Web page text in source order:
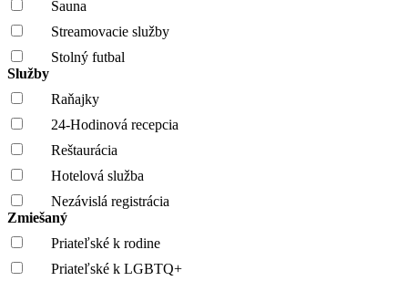
Sauna
Streamovacie služby
Stolný futbal
Služby
Raňajky
24-Hodinová recepcia
Reštaurácia
Hotelová služba
Nezávislá registrácia
Zmiešaný
Priateľské k rodine
Priateľské k LGBTQ+